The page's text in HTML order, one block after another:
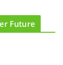
Future